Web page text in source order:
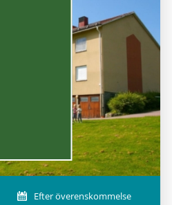
Efter överenskommelse